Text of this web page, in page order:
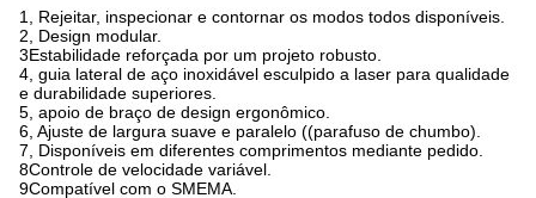
1, Rejeitar, inspecionar e contornar os modos todos disponíveis.
2, Design modular.
3Estabilidade reforçada por um projeto robusto.
4, guia lateral de aço inoxidável esculpido a laser para qualidade
e durabilidade superiores.
5, apoio de braço de design ergonômico.
6, Ajuste de largura suave e paralelo ((parafuso de chumbo).
7, Disponíveis em diferentes comprimentos mediante pedido.
8Controle de velocidade variável.
9Compatível com o SMEMA.